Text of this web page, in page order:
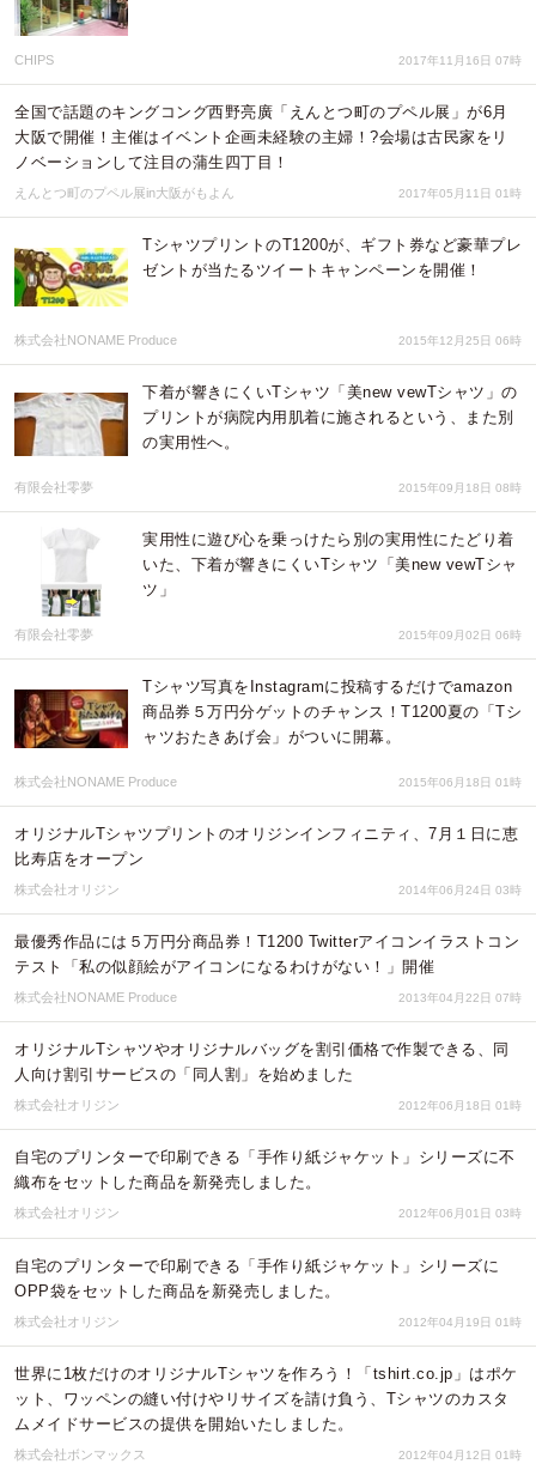
CHIPS 2017年11月16日 07時
全国で話題のキングコング西野亮廣「えんとつ町のプペル展」が6月
大阪で開催！主催はイベント企画未経験の主婦！?会場は古民家をリ
ノベーションして注目の蒲生四丁目！
えんとつ町のプペル展in大阪がもよん 2017年05月11日 01時
TシャツプリントのT1200が、ギフト券など豪華プレ
ゼントが当たるツイートキャンペーンを開催！
株式会社NONAME Produce 2015年12月25日 06時
下着が響きにくいTシャツ「美new vewTシャツ」の
プリントが病院内用肌着に施されるという、また別
の実用性へ。
有限会社零夢 2015年09月18日 08時
実用性に遊び心を乗っけたら別の実用性にたどり着
いた、下着が響きにくいTシャツ「美new vewTシャ
ツ」
有限会社零夢 2015年09月02日 06時
Tシャツ写真をInstagramに投稿するだけでamazon
商品券５万円分ゲットのチャンス！T1200夏の「Tシ
ャツおたきあげ会」がついに開幕。
株式会社NONAME Produce 2015年06月18日 01時
オリジナルTシャツプリントのオリジンインフィニティ、7月１日に恵
比寿店をオープン
株式会社オリジン 2014年06月24日 03時
最優秀作品には５万円分商品券！T1200 Twitterアイコンイラストコン
テスト「私の似顔絵がアイコンになるわけがない！」開催
株式会社NONAME Produce 2013年04月22日 07時
オリジナルTシャツやオリジナルバッグを割引価格で作製できる、同
人向け割引サービスの「同人割」を始めました
株式会社オリジン 2012年06月18日 01時
自宅のプリンターで印刷できる「手作り紙ジャケット」シリーズに不
織布をセットした商品を新発売しました。
株式会社オリジン 2012年06月01日 03時
自宅のプリンターで印刷できる「手作り紙ジャケット」シリーズに
OPP袋をセットした商品を新発売しました。
株式会社オリジン 2012年04月19日 01時
世界に1枚だけのオリジナルTシャツを作ろう！「tshirt.co.jp」はポケ
ット、ワッペンの縫い付けやリサイズを請け負う、Tシャツのカスタ
ムメイドサービスの提供を開始いたしました。
株式会社ボンマックス 2012年04月12日 01時